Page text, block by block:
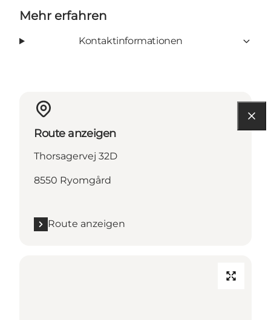
Mehr erfahren
Kontaktinformationen
Route anzeigen
Thorsagervej 32D
8550 Ryomgård
Route anzeigen